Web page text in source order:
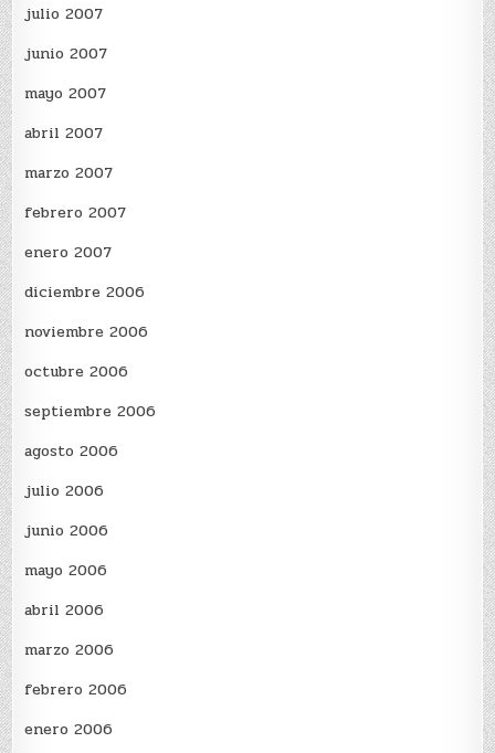
julio 2007
junio 2007
mayo 2007
abril 2007
marzo 2007
febrero 2007
enero 2007
diciembre 2006
noviembre 2006
octubre 2006
septiembre 2006
agosto 2006
julio 2006
junio 2006
mayo 2006
abril 2006
marzo 2006
febrero 2006
enero 2006